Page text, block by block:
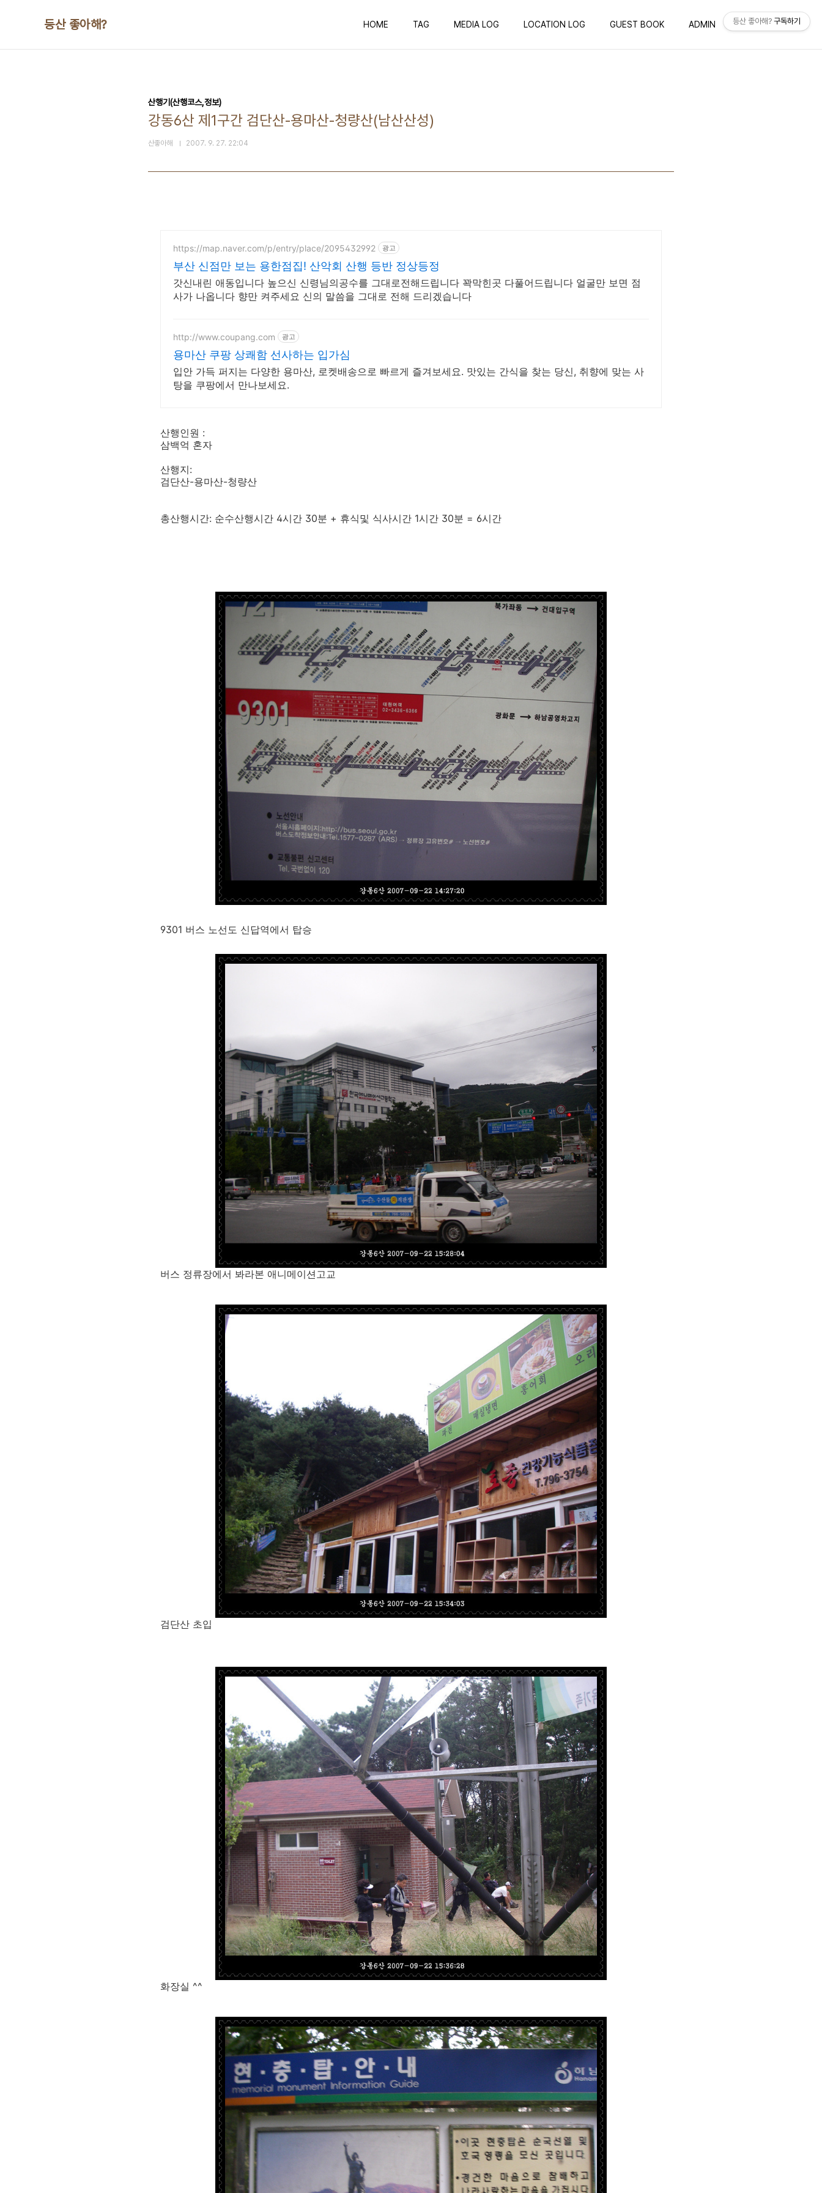
등산 좋아해? HOME TAG MEDIA LOG LOCATION LOG GUEST BOOK ADMIN WRITE
산행기(산행코스,정보)
강동6산 제1구간 검단산-용마산-청량산(남산산성)
산좋아해 2007. 9. 27. 22:04
https://map.naver.com/p/entry/place/2095432992 광고
부산 신점만 보는 용한점집! 산악회 산행 등반 정상등정
갓신내린 애동입니다 높으신 신령님의공수를 그대로전해드립니다 꽉막힌곳 다풀어드립니다 얼굴만 보면 점
사가 나옵니다 향만 켜주세요 신의 말씀을 그대로 전해 드리겠습니다
http://www.coupang.com 광고
용마산 쿠팡 상쾌함 선사하는 입가심
입안 가득 퍼지는 다양한 용마산, 로켓배송으로 빠르게 즐겨보세요. 맛있는 간식을 찾는 당신, 취향에 맞는 사
탕을 쿠팡에서 만나보세요.
산행인원 :
삼백억 혼자
산행지:
검단산-용마산-청량산
총산행시간: 순수산행시간 4시간 30분 + 휴식및 식사시간 1시간 30분 = 6시간
9301 버스 노선도 신답역에서 탑승
버스 정류장에서 봐라본 애니메이션고교
검단산 초입
화장실 ^^
등산 좋아해? 구독하기